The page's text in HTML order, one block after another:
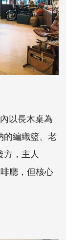
以長木桌為
的編織籃、老
，主人
廳，但核心